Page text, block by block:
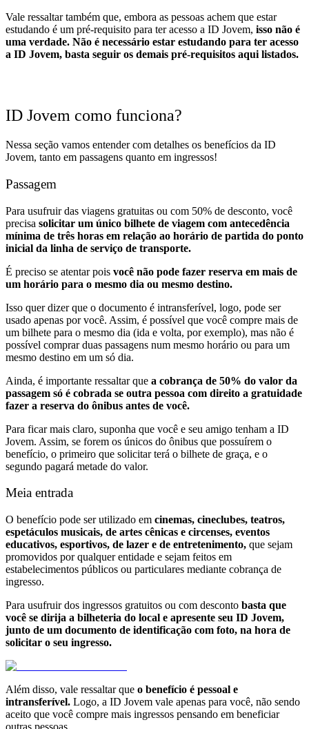
Vale ressaltar também que, embora as pessoas achem que estar
estudando é um pré-requisito para ter acesso a ID Jovem, isso não é
uma verdade. Não é necessário estar estudando para ter acesso
a ID Jovem, basta seguir os demais pré-requisitos aqui listados.
ID Jovem como funciona?
Nessa seção vamos entender com detalhes os benefícios da ID
Jovem, tanto em passagens quanto em ingressos!
Passagem
Para usufruir das viagens gratuitas ou com 50% de desconto, você
precisa solicitar um único bilhete de viagem com antecedência
mínima de três horas em relação ao horário de partida do ponto
inicial da linha de serviço de transporte.
É preciso se atentar pois você não pode fazer reserva em mais de
um horário para o mesmo dia ou mesmo destino.
Isso quer dizer que o documento é intransferível, logo, pode ser
usado apenas por você. Assim, é possível que você compre mais de
um bilhete para o mesmo dia (ida e volta, por exemplo), mas não é
possível comprar duas passagens num mesmo horário ou para um
mesmo destino em um só dia.
Ainda, é importante ressaltar que a cobrança de 50% do valor da
passagem só é cobrada se outra pessoa com direito a gratuidade
fazer a reserva do ônibus antes de você.
Para ficar mais claro, suponha que você e seu amigo tenham a ID
Jovem. Assim, se forem os únicos do ônibus que possuírem o
benefício, o primeiro que solicitar terá o bilhete de graça, e o
segundo pagará metade do valor.
Meia entrada
O benefício pode ser utilizado em cinemas, cineclubes, teatros,
espetáculos musicais, de artes cênicas e circenses, eventos
educativos, esportivos, de lazer e de entretenimento, que sejam
promovidos por qualquer entidade e sejam feitos em
estabelecimentos públicos ou particulares mediante cobrança de
ingresso.
Para usufruir dos ingressos gratuitos ou com desconto basta que
você se dirija a bilheteria do local e apresente seu ID Jovem,
junto de um documento de identificação com foto, na hora de
solicitar o seu ingresso.
Além disso, vale ressaltar que o benefício é pessoal e
intransferível. Logo, a ID Jovem vale apenas para você, não sendo
aceito que você compre mais ingressos pensando em beneficiar
outras pessoas.